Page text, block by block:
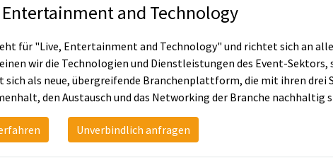
and Technology
für "Live, Entertainment and Technology" und richtet sich an
wir die Technologien und Dienstleistungen des Event-
sich als neue, übergreifende Branchenplattform, die mit ihren drei
den Austausch und das Networking der Branche nachhaltig
Unverbindlich anfragen